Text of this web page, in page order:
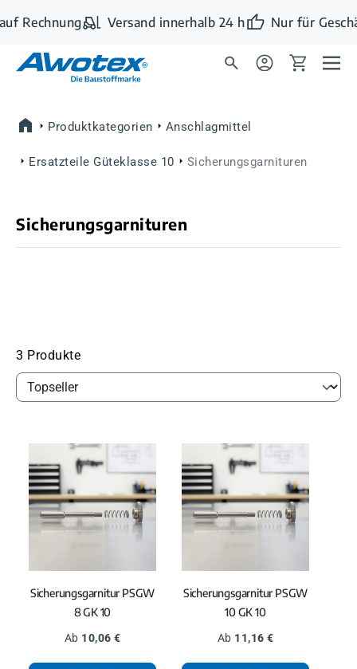
Zum Hauptinhalt springen
Rechnung Versand innerhalb 24 h Nur für
Produktkategorien Anschlagmittel
Ersatzteile Güteklasse 10 Sicherungsgarnituren
Sicherungsgarnituren
3 Produkte
Sicherungsgarnitur PSGW
8 GK 10
Regulärer Preis:
Ab 10,06 €
Sicherungsgarnitur PSGW
10 GK 10
Regulärer Preis:
Ab 11,16 €